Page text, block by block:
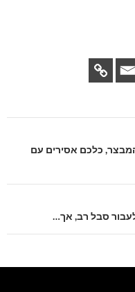
המבצר, כלכם אסירים עם
סבל רב, אך…